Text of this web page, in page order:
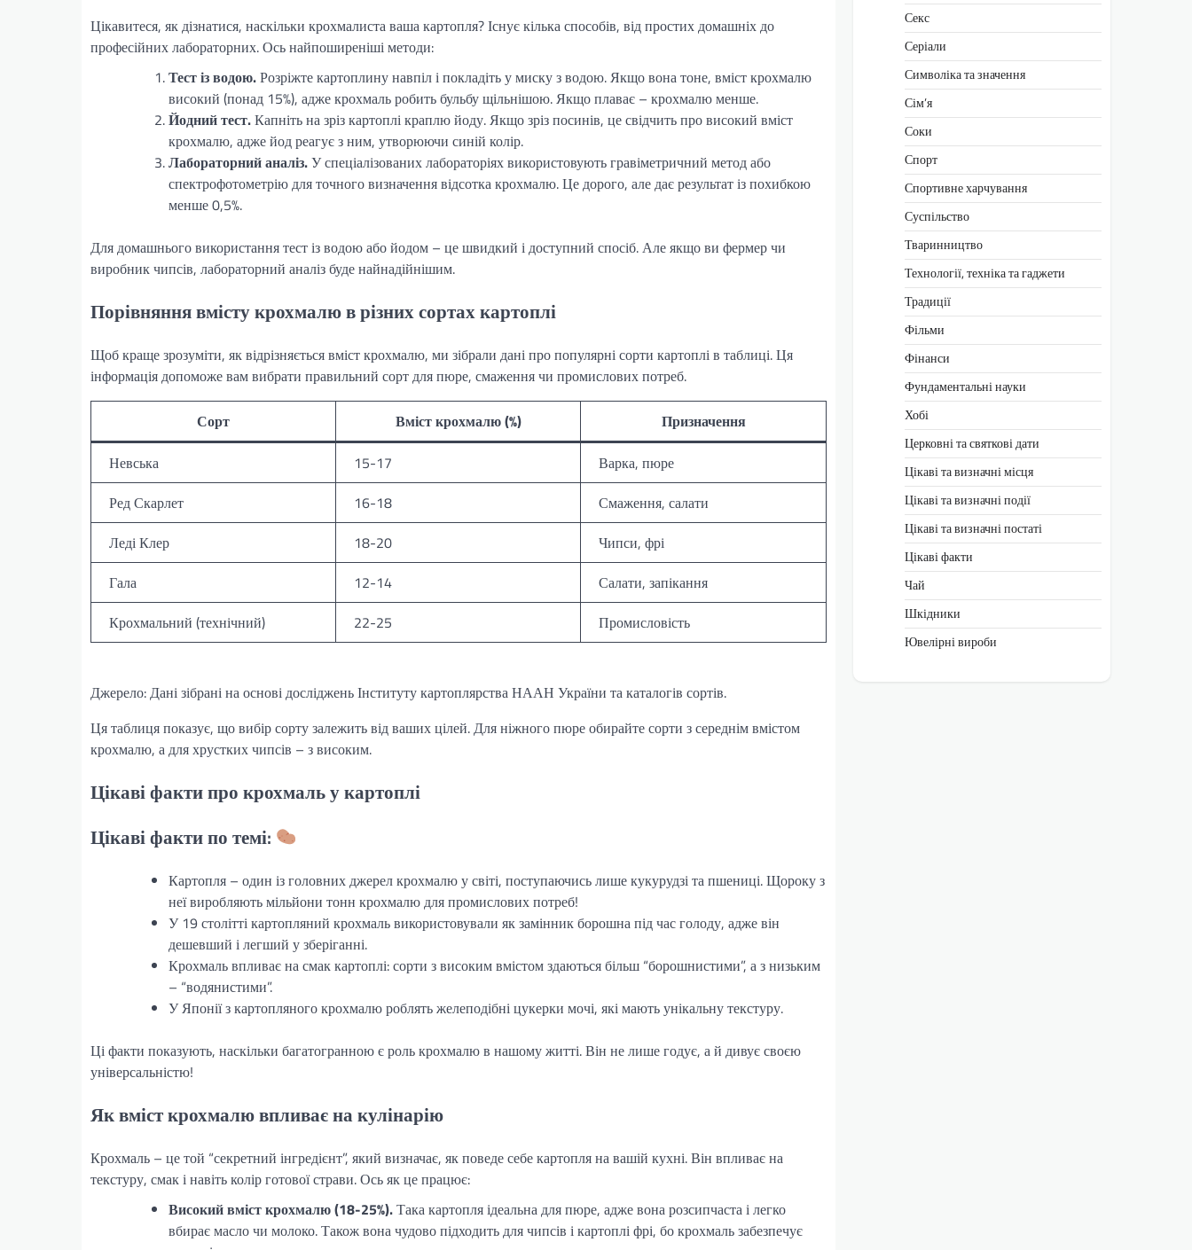
Цікавитеся, як дізнатися, наскільки крохмалиста ваша картопля? Існує кілька способів, від простих домашніх до
професійних лабораторних. Ось найпоширеніші методи:
Тест із водою.Розріжте картоплину навпіл і покладіть у миску з водою. Якщо вона тоне, вміст крохмалю
високий (понад 15%), адже крохмаль робить бульбу щільнішою. Якщо плаває – крохмалю менше.
Йодний тест.Капніть на зріз картоплі краплю йоду. Якщо зріз посинів, це свідчить про високий вміст
крохмалю, адже йод реагує з ним, утворюючи синій колір.
Лабораторний аналіз.У спеціалізованих лабораторіях використовують гравіметричний метод або
спектрофотометрію для точного визначення відсотка крохмалю. Це дорого, але дає результат із похибкою
менше 0,5%.
Для домашнього використання тест із водою або йодом – це швидкий і доступний спосіб. Але якщо ви фермер чи
виробник чипсів, лабораторний аналіз буде найнадійнішим.
Порівняння вмісту крохмалю в різних сортах картоплі
Щоб краще зрозуміти, як відрізняється вміст крохмалю, ми зібрали дані про популярні сорти картоплі в таблиці. Ця
інформація допоможе вам вибрати правильний сорт для пюре, смаження чи промислових потреб.
Сорт Вміст крохмалю (%)
Призначення
Невська
15-17
Варка, пюре
Ред Скарлет
16-18
Смаження, салати
Леді Клер
18-20
Чипси, фрі
Гала
12-14
Салати, запікання
Крохмальний (технічний)
22-25 Промисловість
Джерело: Дані зібрані на основі досліджень Інституту картоплярства НААН України та каталогів сортів.
Ця таблиця показує, що вибір сорту залежить від ваших цілей. Для ніжного пюре обирайте сорти з середнім вмістом
крохмалю, а для хрустких чипсів – з високим.
Цікаві факти про крохмаль у картоплі
Цікаві факти по темі:
Картопля – один із головних джерел крохмалю у світі, поступаючись лише кукурудзі та пшениці. Щороку з
неї виробляють мільйони тонн крохмалю для промислових потреб!
У 19 столітті картопляний крохмаль використовували як замінник борошна під час голоду, адже він
дешевший і легший у зберіганні.
Крохмаль впливає на смак картоплі: сорти з високим вмістом здаються більш “борошнистими”, а з низьким
– “водянистими”.
У Японії з картопляного крохмалю роблять желеподібні цукерки мочі, які мають унікальну текстуру.
Ці факти показують, наскільки багатогранною є роль крохмалю в нашому житті. Він не лише годує, а й дивує своєю
універсальністю!
Як вміст крохмалю впливає на кулінарію
Крохмаль – це той “секретний інгредієнт”, який визначає, як поведе себе картопля на вашій кухні. Він впливає на
текстуру, смак і навіть колір готової страви. Ось як це працює:
Високий вміст крохмалю (18-25%).Така картопля ідеальна для пюре, адже вона розсипчаста і легко
вбирає масло чи молоко. Також вона чудово підходить для чипсів і картоплі фрі, бо крохмаль забезпечує
Секс
Серіали
Символіка та значення
Сім’я
Соки
Спорт
Спортивне харчування
Суспільство
Тваринництво
Технології, техніка та гаджети
Традиції
Фільми
Фінанси
Фундаментальні науки
Хобі
Церковні та святкові дати
Цікаві та визначні місця
Цікаві та визначні події
Цікаві та визначні постаті
Цікаві факти
Чай
Шкідники
Ювелірні вироби